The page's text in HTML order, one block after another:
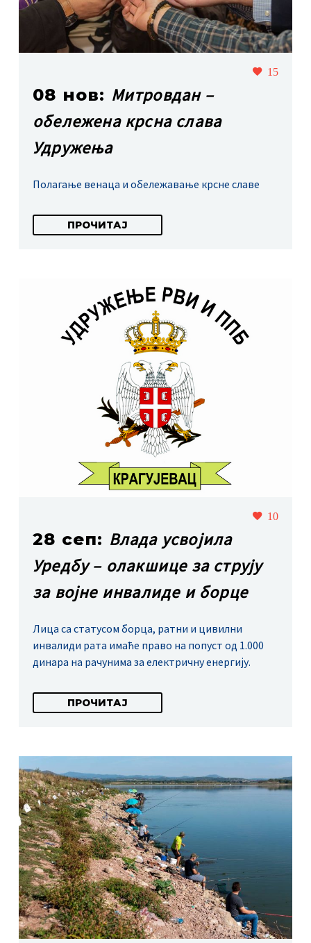
15
08 нов: Митровдан –
обележена крсна слава
Удружења
Полагање венаца и обележавање крсне славе
ПРОЧИТАЈ
10
28 сеп: Влада усвојила
Уредбу – олакшице за струју
за војне инвалиде и борце
Лица са статусом борца, ратни и цивилни
инвалиди рата имаће право на попуст од 1.000
динара на рачунима за електричну енергију.
ПРОЧИТАЈ